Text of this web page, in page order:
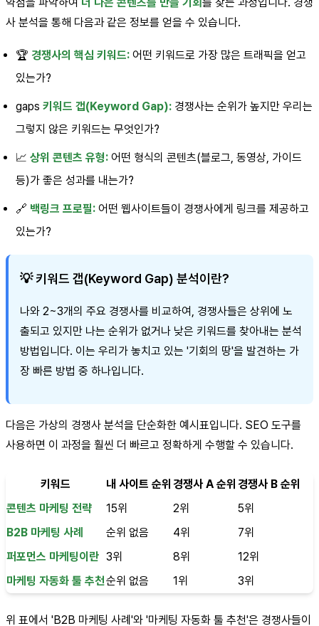
사 분석을 통해 다음과 같은 정보를 얻을 수 있습니다.
🏆 경쟁사의 핵심 키워드: 어떤 키워드로 가장 많은 트래픽을 얻고
있는가?
gaps 키워드 갭(Keyword Gap): 경쟁사는 순위가 높지만 우리는
그렇지 않은 키워드는 무엇인가?
📈 상위 콘텐츠 유형: 어떤 형식의 콘텐츠(블로그, 동영상, 가이드
등)가 좋은 성과를 내는가?
🔗 백링크 프로필: 어떤 웹사이트들이 경쟁사에게 링크를 제공하고
있는가?
💡 키워드 갭(Keyword Gap) 분석이란?
나와 2~3개의 주요 경쟁사를 비교하여, 경쟁사들은 상위에 노
출되고 있지만 나는 순위가 없거나 낮은 키워드를 찾아내는 분석
방법입니다. 이는 우리가 놓치고 있는 '기회의 땅'을 발견하는 가
장 빠른 방법 중 하나입니다.
다음은 가상의 경쟁사 분석을 단순화한 예시표입니다. SEO 도구를
사용하면 이 과정을 훨씬 더 빠르고 정확하게 수행할 수 있습니다.
키워드 내 사이트 순위 경쟁사 A 순위 경쟁사 B 순위
콘텐츠 마케팅 전략
15위 2위
5위
B2B 마케팅 사례
순위 없음 4위
7위
퍼포먼스 마케팅이란 3위 8위
12위
마케팅 자동화 툴 추천순위 없음 1위 3위
위 표에서 'B2B 마케팅 사례'와 '마케팅 자동화 툴 추천'은 경쟁사들이